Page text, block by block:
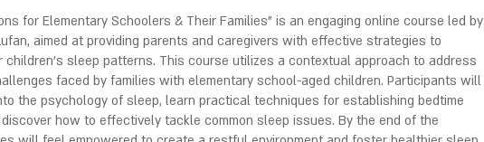
for Elementary Schoolers & Their Families" is an engaging online course led by
aimed at providing parents and caregivers with effective strategies to
children's sleep patterns. This course utilizes a contextual approach to address
faced by families with elementary school-aged children. Participants will
the psychology of sleep, learn practical techniques for establishing bedtime
how to effectively tackle common sleep issues. By the end of the